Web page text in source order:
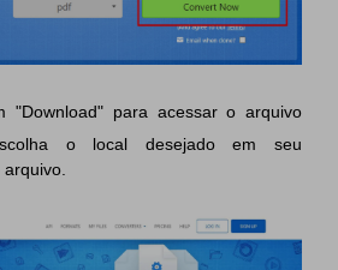
"Download" para acessar o arquivo
o local desejado em seu